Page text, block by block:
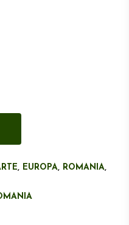
, EUROPA, ROMANIA,